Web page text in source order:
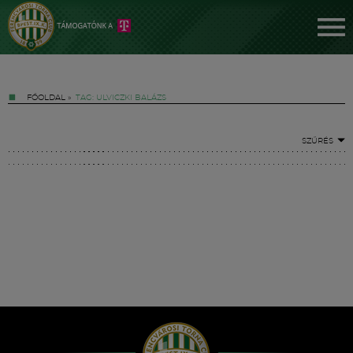
FŐOLDAL » TAG: ULVICZKI BALÁZS
SZŰRÉS
Hírek